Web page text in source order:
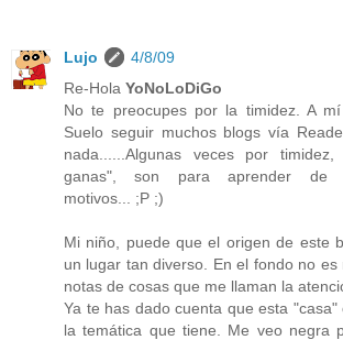
Lujo
4/8/09
Re-Hola YoNoLoDiGo
No te preocupes por la timidez. A mí
Suelo seguir muchos blogs vía
nada......Algunas veces por
ganas", son para aprender de
motivos... ;P ;)
Mi niño, puede que el origen de este
un lugar tan diverso. En el fondo no
notas de cosas que me llaman la
Ya te has dado cuenta que esta
la temática que tiene. Me veo negra